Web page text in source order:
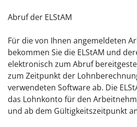
Abruf der ELStAM
Für die von Ihnen angemeldeten
bekommen Sie die ELStAM und
elektronisch zum Abruf
zum Zeitpunkt der
verwendeten Software ab. Die
das Lohnkonto für den
und ab dem Gültigkeitszeitpunkt